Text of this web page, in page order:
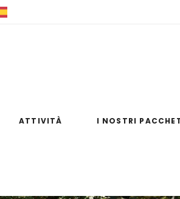
ATTIVITÀ I NOSTRI